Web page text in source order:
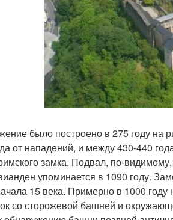
было построено в 275 году на
от нападений, и между 430-440
замка. Подвал, по-
упоминается в 1090 году.
15 века. Примерно в 1000
со сторожевой башней и